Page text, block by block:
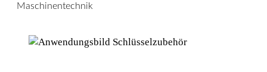
Maschinentechnik